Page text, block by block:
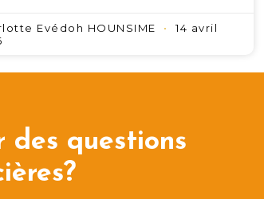
Evédoh HOUNSIME
14 avril
des questions